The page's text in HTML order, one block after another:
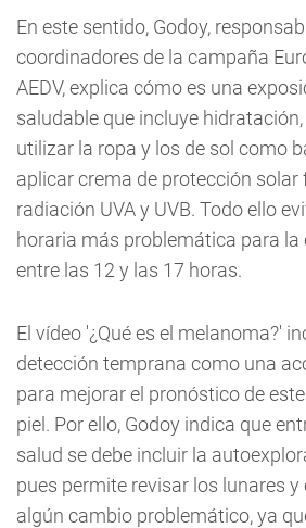
En este sentido, Godoy,
coordinadores de la campaña
AEDV, explica cómo es una
saludable que incluye
utilizar la ropa y los de sol como
aplicar crema de protección solar
radiación UVA y UVB. Todo ello
horaria más problemática para la
entre las 12 y las 17 horas.
El vídeo '¿Qué es el melanoma?'
detección temprana como una
para mejorar el pronóstico de
piel. Por ello, Godoy indica que
salud se debe incluir la
pues permite revisar los lunares y
algún cambio problemático, ya